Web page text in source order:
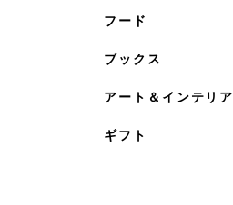
フード
ブックス
アート＆インテリア
ギフト